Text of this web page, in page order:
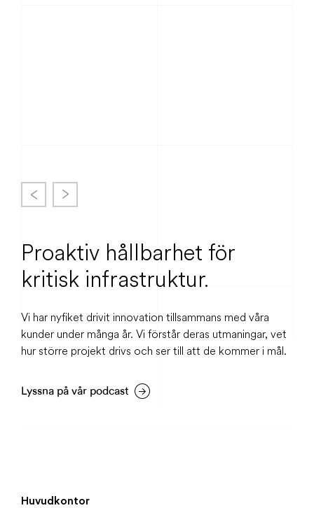
Proaktiv hållbarhet för
kritisk infrastruktur.
Vi har nyfiket drivit innovation tillsammans med våra
kunder under många år. Vi förstår deras utmaningar, vet
hur större projekt drivs och ser till att de kommer i mål.
Lyssna på vår podcast
Huvudkontor